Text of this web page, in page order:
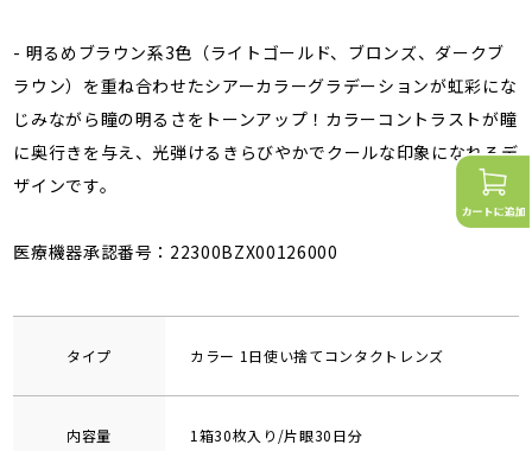
- 明るめブラウン系3色（ライトゴールド、ブロンズ、ダークブ
ラウン）を重ね合わせたシアーカラーグラデーションが虹彩にな
じみながら瞳の明るさをトーンアップ！カラーコントラストが瞳
に奥行きを与え、光弾けるきらびやかでクールな印象になれるデ
ザインです。
医療機器承認番号：22300BZX00126000
タイプ カラー 1日使い捨てコンタクトレンズ
内容量 1箱30枚入り/片眼30日分